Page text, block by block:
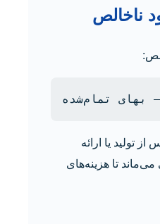
تولید یا ارائه
تا هزینه‌های